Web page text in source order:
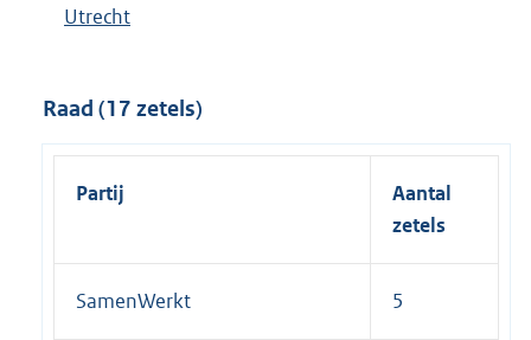
Utrecht
Raad (17 zetels)
Partij
Aantal
zetels
SamenWerkt 5